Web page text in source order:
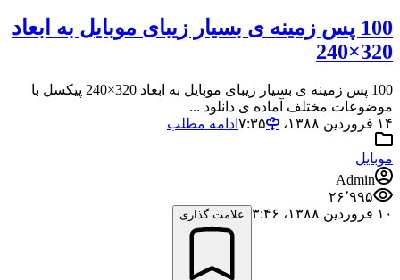
100 پس زمینه ی بسیار زیبای موبایل به ابعاد
320×240
100 پس زمینه ی بسیار زیبای موبایل به ابعاد 320×240 پیکسل با
موضوعات مختلف آماده ی دانلود ...
۱۴ فروردین ۱۳۸۸،‏ ۷:۳۵
ادامه مطلب
موبایل
Admin
۲۶٬۹۹۵
۱۰ فروردین ۱۳۸۸،‏ ۳:۴۶
علامت گذاری